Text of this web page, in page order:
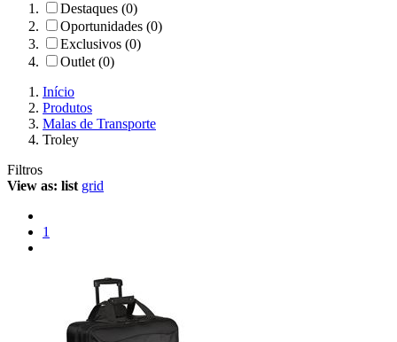
Destaques (0)
Oportunidades (0)
Exclusivos (0)
Outlet (0)
Início
Produtos
Malas de Transporte
Troley
Filtros
View as: list grid
1